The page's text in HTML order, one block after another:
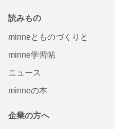
読みもの
minneとものづくりと
minne学習帖
ニュース
minneの本
企業の方へ